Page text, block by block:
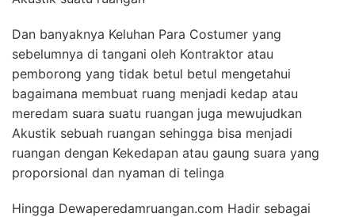
Dan banyaknya Keluhan Para Costumer yang
sebelumnya di tangani oleh Kontraktor atau
pemborong yang tidak betul betul mengetahui
bagaimana membuat ruang menjadi kedap atau
meredam suara suatu ruangan juga mewujudkan
Akustik sebuah ruangan sehingga bisa menjadi
ruangan dengan Kekedapan atau gaung suara yang
proporsional dan nyaman di telinga
Hingga Dewaperedamruangan.com Hadir sebagai